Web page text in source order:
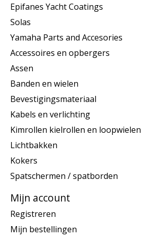
Epifanes Yacht Coatings
Solas
Yamaha Parts and Accesories
Accessoires en opbergers
Assen
Banden en wielen
Bevestigingsmateriaal
Kabels en verlichting
Kimrollen kielrollen en loopwielen
Lichtbakken
Kokers
Spatschermen / spatborden
Mijn account
Registreren
Mijn bestellingen